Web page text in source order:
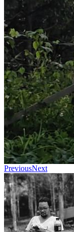
PreviousNext